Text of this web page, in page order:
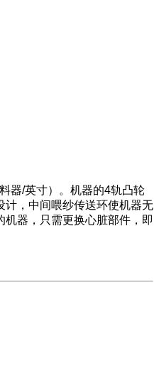
器/英寸）。机器的4轨凸轮
计，中间喂纱传送环使机器无
器，只需更换心脏部件，即